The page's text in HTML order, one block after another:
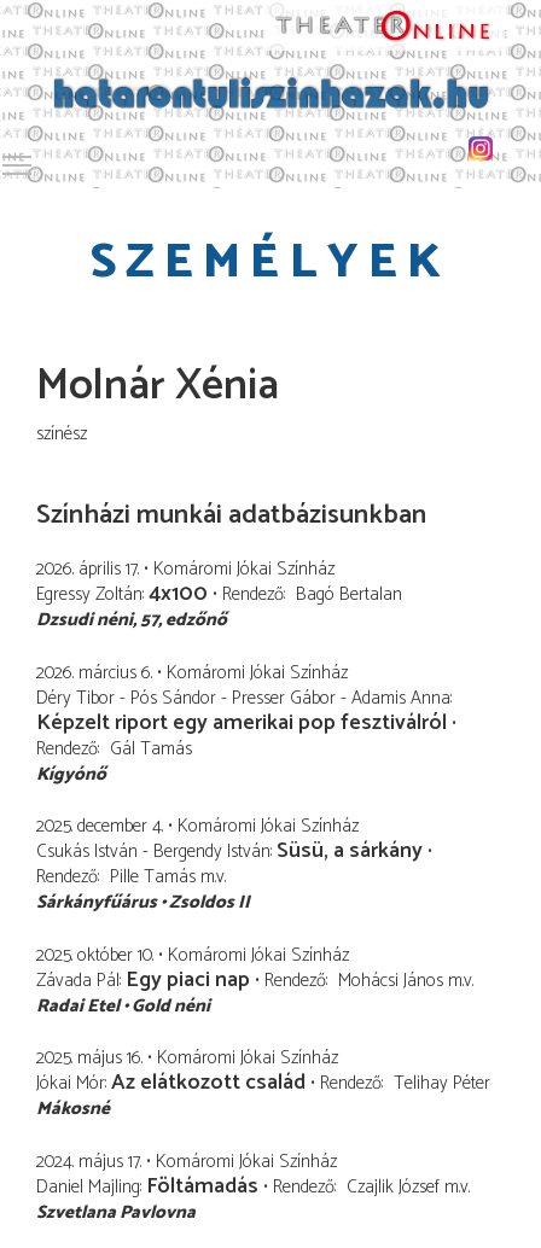
Toggle main menu visibility
SZEMÉLYEK
Molnár Xénia
színész
Színházi munkái adatbázisunkban
2026. április 17. Komáromi Jókai Színház
Egressy Zoltán 4x100 Rendező Bagó Bertalan
Dzsudi néni 57, edzőnő
2026. március 6. Komáromi Jókai Színház
Déry Tibor - Pós Sándor - Presser Gábor - Adamis Anna
Képzelt riport egy amerikai pop fesztiválról
Rendező Gál Tamás
Kígyónő
2025. december 4. Komáromi Jókai Színház
Csukás István - Bergendy István Süsü, a sárkány
Rendező Pille Tamás m.v.
Sárkányfűárus Zsoldos II
2025. október 10. Komáromi Jókai Színház
Závada Pál Egy piaci nap Rendező Mohácsi János m.v.
Radai Etel Gold néni
2025. május 16. Komáromi Jókai Színház
Jókai Mór Az elátkozott család Rendező Telihay Péter
Mákosné
2024. május 17. Komáromi Jókai Színház
Daniel Majling Föltámadás Rendező Czajlik József m.v.
Szvetlana Pavlovna